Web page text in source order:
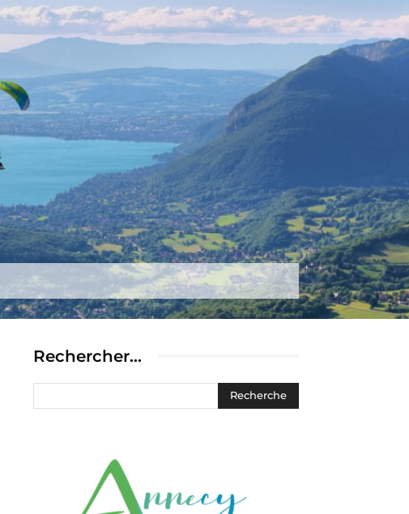
Alertez-nous Plus
Rechercher…